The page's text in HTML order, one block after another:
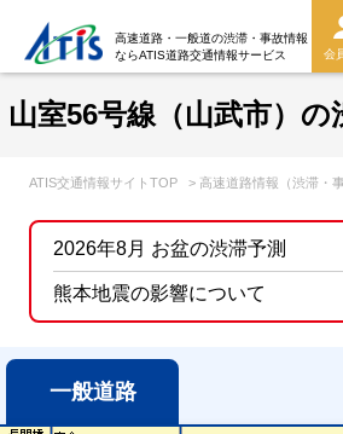
高速道路・一般道の渋滞・事故情報
ならATIS道路交通情報サービス
会
山室56号線（山武市）の
ATIS交通情報サイトTOP > 高速道路情報（渋滞・
2026年8月 お盆の渋滞予測
熊本地震の影響について
一般道路